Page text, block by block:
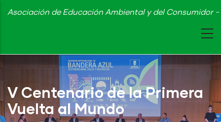
Skip
content
Asociación de Educación Ambiental y del Consumidor
V Centenario de la Primera
Vuelta al Mundo